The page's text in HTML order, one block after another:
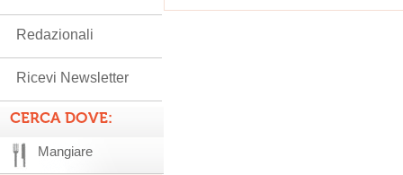
Redazionali
Ricevi Newsletter
CERCA DOVE:
Mangiare